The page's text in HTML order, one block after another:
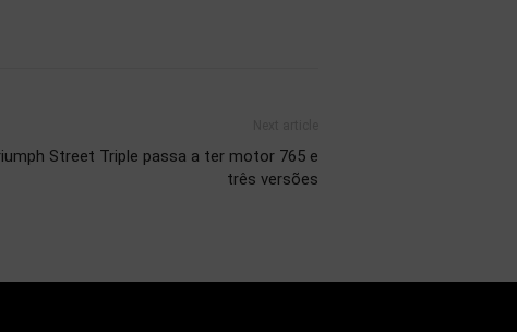
Street Triple passa a ter motor 765 e
três versões